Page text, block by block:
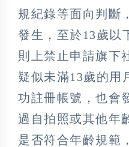
規紀錄等面向判斷
發生，至於13歲以
則上禁止申請旗下
疑似未滿13歲的用
功註冊帳號，也會
過自拍照或其他年
是否符合年齡規範